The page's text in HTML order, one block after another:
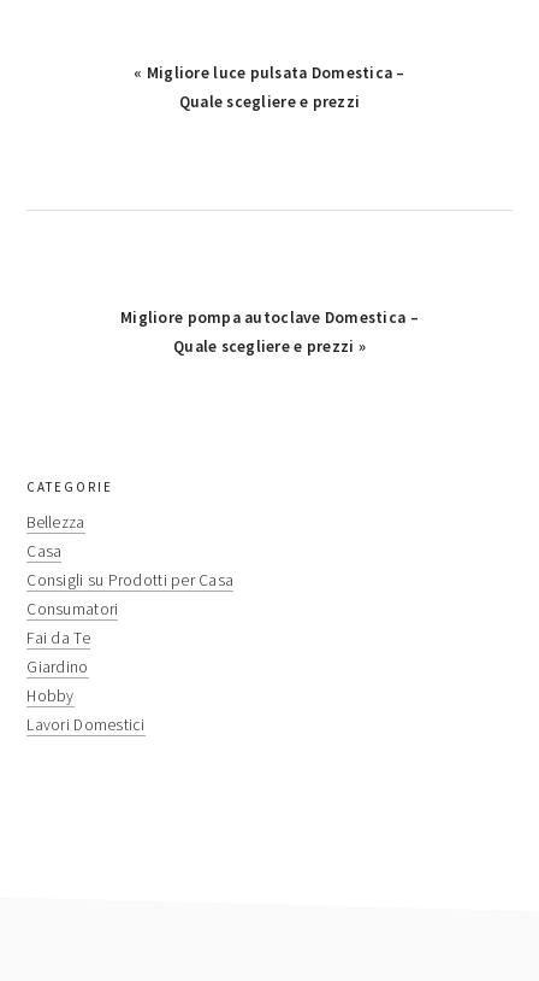
Previous
« Migliore luce pulsata Domestica –
Quale scegliere e prezzi
Next
Migliore pompa autoclave Domestica –
Quale scegliere e prezzi »
primary
sidebar
CATEGORIE
Bellezza
Casa
Consigli su Prodotti per Casa
Consumatori
Fai da Te
Giardino
Hobby
Lavori Domestici